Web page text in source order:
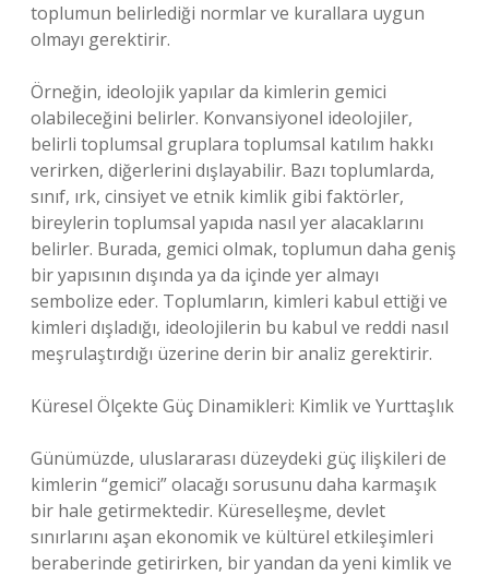
toplumun belirlediği normlar ve kurallara uygun
olmayı gerektirir.
Örneğin, ideolojik yapılar da kimlerin gemici
olabileceğini belirler. Konvansiyonel ideolojiler,
belirli toplumsal gruplara toplumsal katılım hakkı
verirken, diğerlerini dışlayabilir. Bazı toplumlarda,
sınıf, ırk, cinsiyet ve etnik kimlik gibi faktörler,
bireylerin toplumsal yapıda nasıl yer alacaklarını
belirler. Burada, gemici olmak, toplumun daha geniş
bir yapısının dışında ya da içinde yer almayı
sembolize eder. Toplumların, kimleri kabul ettiği ve
kimleri dışladığı, ideolojilerin bu kabul ve reddi nasıl
meşrulaştırdığı üzerine derin bir analiz gerektirir.
Küresel Ölçekte Güç Dinamikleri: Kimlik ve Yurttaşlık
Günümüzde, uluslararası düzeydeki güç ilişkileri de
kimlerin “gemici” olacağı sorusunu daha karmaşık
bir hale getirmektedir. Küreselleşme, devlet
sınırlarını aşan ekonomik ve kültürel etkileşimleri
beraberinde getirirken, bir yandan da yeni kimlik ve